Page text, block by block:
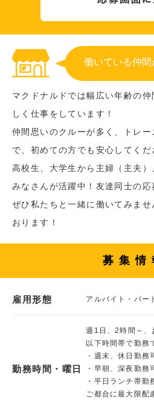
働いている仲
マクドナルドでは幅広い年齢の
しく仕事をしています！
仲間思いのクルーが多く、トレ
で、初めての方でも安心してくだ
高校生、大学生から主婦（主夫
みなさんが活躍中！友達同士の応
ぜひ私たちと一緒に働いてみま
おります！
募集情
雇用形態 アルバイト・パー
勤務時間・曜日
週1日、2時間～、
以下時間帯で勤務
・週末、休日勤務
・早朝、深夜勤務
・平日ランチ帯勤
ご都合に最大限配